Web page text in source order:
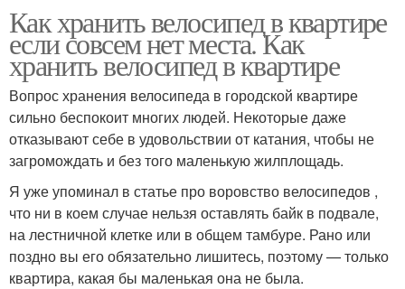
Как хранить велосипед в квартире
если совсем нет места. Как
хранить велосипед в квартире
Вопрос хранения велосипеда в городской квартире
сильно беспокоит многих людей. Некоторые даже
отказывают себе в удовольствии от катания, чтобы не
загромождать и без того маленькую жилплощадь.
Я уже упоминал в статье про воровство велосипедов ,
что ни в коем случае нельзя оставлять байк в подвале,
на лестничной клетке или в общем тамбуре. Рано или
поздно вы его обязательно лишитесь, поэтому — только
квартира, какая бы маленькая она не была.